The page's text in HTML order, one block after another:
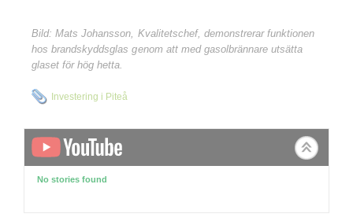
Bild: Mats Johansson, Kvalitetschef, demonstrerar funktionen
hos brandskyddsglas genom att med gasolbrännare utsätta
glaset för hög hetta.
Investering i Piteå
No stories found